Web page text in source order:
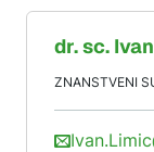
dr. sc. Ivan
ZNANSTVENI